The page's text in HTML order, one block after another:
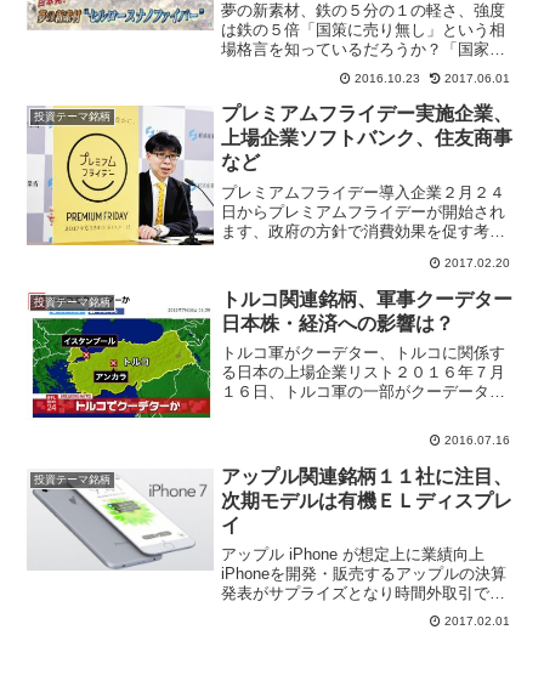
夢の新素材、鉄の５分の１の軽さ、強度
は鉄の５倍「国策に売り無し」という相
場格言を知っているだろうか？「国家プ
ロジェクト」として推進している産業や
企業の株は、どんどん値上がりするから
売ってはいけないという意味でつかわれ
ます。セルロースナノファ...
2016.10.23 2017.06.01
投資テーマ銘柄
プレミアムフライデー実施企業、
上場企業ソフトバンク、住友商事
など
プレミアムフライデー導入企業２月２４
日からプレミアムフライデーが開始され
ます、政府の方針で消費効果を促す考え
ではないか？働き方改革、プレミアムフ
ライデーは目的にリンクするところがあ
ります。午後３時までの退...
2017.02.20
投資テーマ銘柄
トルコ関連銘柄、軍事クーデター
日本株・経済への影響は？
トルコ軍がクーデター、トルコに関係す
る日本の上場企業リスト２０１６年７月
１６日、トルコ軍の一部がクーデーター
界に向けて発表した。近年、親日国とし
て知られるトルコへ進出する日本企業が
増加している、トルコクー...
2016.07.16
投資テーマ銘柄
アップル関連銘柄１１社に注目、
次期モデルは有機ＥＬディスプレ
イ
アップル iPhone が想定上に業績向上
iPhoneを開発・販売するアップルの決算
発表がサプライズとなり時間外取引でア
ップル株が上昇している。原稿モデル
iPhone 7の売れ行きはイマイチとの見方
2017.02.01